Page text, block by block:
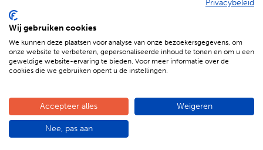
De voordelen van BBQenzo.nl
Compleet is ook écht compleet!
Privacybeleid
Wij gebruiken cookies
We kunnen deze plaatsen voor analyse van onze bezoekersgegevens, om
onze website te verbeteren, gepersonaliseerde inhoud te tonen en om u een
geweldige website-ervaring te bieden. Voor meer informatie over de
cookies die we gebruiken opent u de instellingen.
Accepteer alles Weigeren
Nee, pas aan